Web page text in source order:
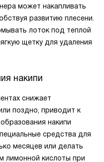
может накапливать
развитию плесени.
лоток под теплой
щетку для удаления
накипи
снижает
поздно, приводит к
накипи
средства для
месяцев или делать
лимонной кислоты при